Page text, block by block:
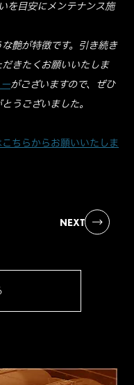
を目安にメンテナンス施
艶が特徴です。引き続き
きたくお願いいたしま
がございますので、ぜひ
うございました。
ちらからお願いいたしま
NEXT